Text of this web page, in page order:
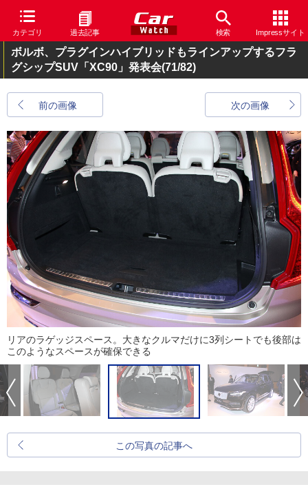
カテゴリ 過去記事 検索 Impressサイト
ボルボ、プラグインハイブリッドもラインアップするフラ
グシップSUV「XC90」発表会(71/82)
前の画像 次の画像
リアのラゲッジスペース。大きなクルマだけに3列シートでも後部は
このようなスペースが確保できる
この写真の記事へ